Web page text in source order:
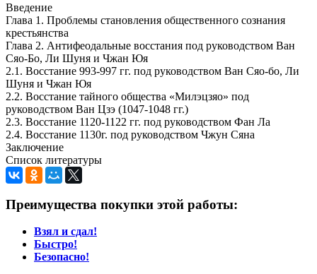
Введение
Глава 1. Проблемы становления общественного сознания
крестьянства
Глава 2. Антифеодальные восстания под руководством Ван
Сяо-Бо, Ли Шуня и Чжан Юя
2.1. Восстание 993-997 гг. под руководством Ван Сяо-бо, Ли
Шуня и Чжан Юя
2.2. Восстание тайного общества «Милэцзяо» под
руководством Ван Цзэ (1047-1048 гг.)
2.3. Восстание 1120-1122 гг. под руководством Фан Ла
2.4. Восстание 1130г. под руководством Чжун Сяна
Заключение
Список литературы
Преимущества покупки этой работы:
Взял и сдал!
Быстро!
Безопасно!